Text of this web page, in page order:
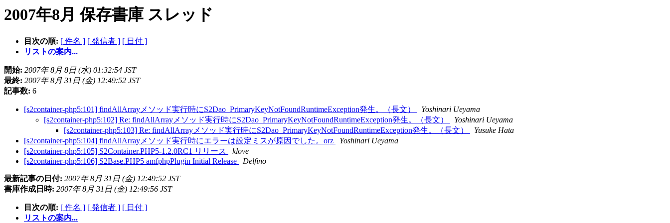
2007年8月 保存書庫 スレッド
目次の順: [ 件名 ] [ 発信者 ] [ 日付 ]
リストの案内...
開始: 2007年 8月 8日 (水) 01:32:54 JST
最終: 2007年 8月 31日 (金) 12:49:52 JST
記事数: 6
[s2container-php5:101] findAllArrayメソッド実行時にS2Dao_PrimaryKeyNotFoundRuntimeException発生。（長文）
Yoshinari Ueyama
[s2container-php5:102] Re: findAllArrayメソッド実行時にS2Dao_PrimaryKeyNotFoundRuntimeException発生。（長文）
Yoshinari Ueyama
[s2container-php5:103] Re: findAllArrayメソッド実行時にS2Dao_PrimaryKeyNotFoundRuntimeException発生。（長文）
Yusuke Hata
[s2container-php5:104] findAllArrayメソッド実行時にエラーは設定ミスが原因でした。orz
Yoshinari Ueyama
[s2container-php5:105] S2Container.PHP5-1.2.0RC1 リリース
klove
[s2container-php5:106] S2Base.PHP5 amfphpPlugin Initial Release
Delfino
最新記事の日付: 2007年 8月 31日 (金) 12:49:52 JST
書庫作成日時: 2007年 8月 31日 (金) 12:49:56 JST
目次の順: [ 件名 ] [ 発信者 ] [ 日付 ]
リストの案内...